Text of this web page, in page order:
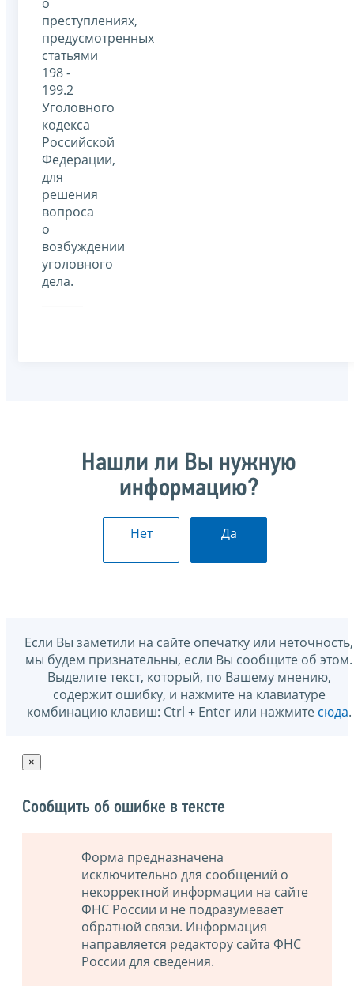
преступлениях,
предусмотренных
статьями
198 -
199.2
Уголовного
кодекса
Российской
Федерации,
для
решения
вопроса
о
возбуждении
уголовного
дела.
Нашли ли Вы нужную
информацию?
Нет Да
Если Вы заметили на сайте опечатку или неточность,
мы будем признательны, если Вы сообщите об этом.
Выделите текст, который, по Вашему мнению,
содержит ошибку, и нажмите на клавиатуре
комбинацию клавиш: Ctrl + Enter или нажмите сюда.
×
Сообщить об ошибке в тексте
Форма предназначена
исключительно для сообщений о
некорректной информации на сайте
ФНС России и не подразумевает
обратной связи. Информация
направляется редактору сайта ФНС
России для сведения.